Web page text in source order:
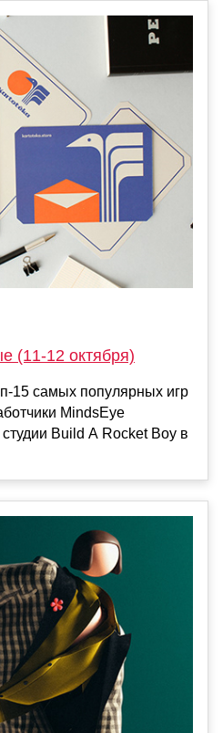
(11-12 октября)
15 самых популярных игр
MindsEye
Build A Rocket Boy в